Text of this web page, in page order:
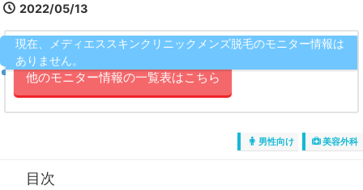
2022/05/13
現在、メディエススキンクリニックメンズ脱毛のモニター情報は
ありません。
他のモニター情報の一覧表はこちら
男性向け 美容外科